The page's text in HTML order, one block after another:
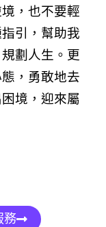
，也不要輕
引，幫助我
劃人生。更
，勇敢地去
境，迎來屬
務